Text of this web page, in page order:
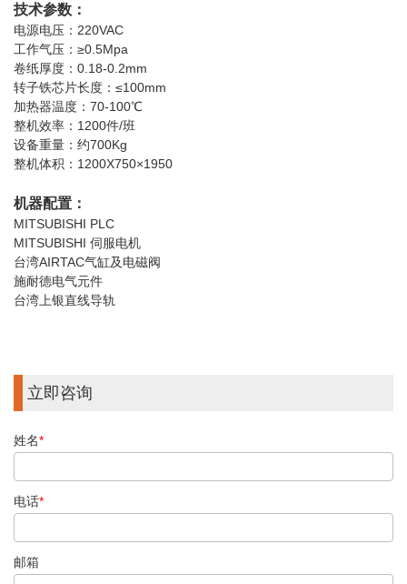
技术参数：
电源电压：220VAC
工作气压：≥0.5Mpa
卷纸厚度：0.18-0.2mm
转子铁芯片长度：≤100mm
加热器温度：70-100℃
整机效率：1200件/班
设备重量：约700Kg
整机体积：1200X750×1950
机器配置：
MITSUBISHI PLC
MITSUBISHI 伺服电机
台湾AIRTAC气缸及电磁阀
施耐德电气元件
台湾上银直线导轨
立即咨询
姓名*
电话*
邮箱